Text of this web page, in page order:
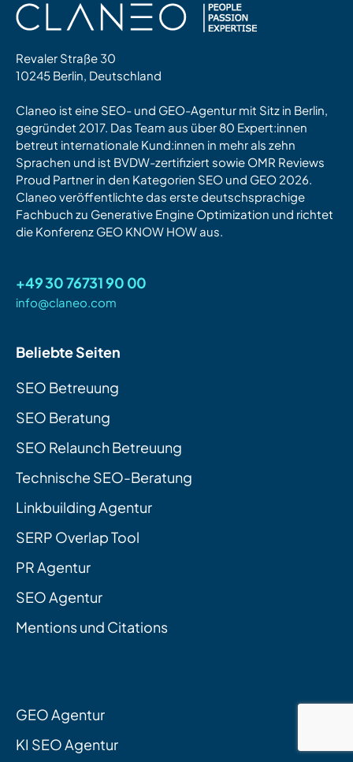
Revaler Straße 30
10245 Berlin, Deutschland
Claneo ist eine SEO- und GEO-Agentur mit Sitz in Berlin,
gegründet 2017. Das Team aus über 80 Expert:innen
betreut internationale Kund:innen in mehr als zehn
Sprachen und ist BVDW-zertifiziert sowie OMR Reviews
Proud Partner in den Kategorien SEO und GEO 2026.
Claneo veröffentlichte das erste deutschsprachige
Fachbuch zu Generative Engine Optimization und richtet
die Konferenz GEO KNOW HOW aus.
+49 30 76731 90 00
info@claneo.com
Beliebte Seiten
SEO Betreuung
SEO Beratung
SEO Relaunch Betreuung
Technische SEO-Beratung
Linkbuilding Agentur
SERP Overlap Tool
PR Agentur
SEO Agentur
Mentions und Citations
GEO Agentur
KI SEO Agentur